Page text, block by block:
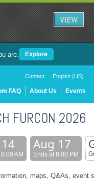
VIEW
are. Explore
Contact English (US)
FAQ About Us Events
FURCON 2026
AM
Aug 17
Ends at 8:00 PM
maps, Q&As, event